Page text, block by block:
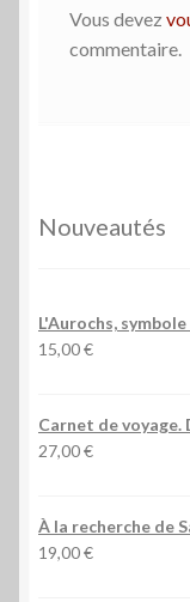
Vous devez
commentaire.
Nouveautés
L'Aurochs,
15,00€
Carnet de voyage.
27,00€
À la recherche de
19,00€